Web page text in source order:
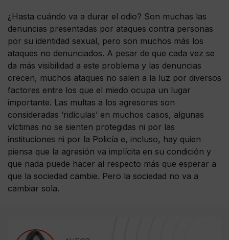
¿Hasta cuándo va a durar el odio? Son muchas las
denuncias presentadas por ataques contra personas
por su identidad sexual, pero son muchos más los
ataques no denunciados. A pesar de que cada vez se
da más visibilidad a este problema y las denuncias
crecen, muchos ataques no salen a la luz por diversos
factores entre los que el miedo ocupa un lugar
importante. Las multas a los agresores son
consideradas ‘ridículas’ en muchos casos, algunas
víctimas no se sienten protegidas ni por las
instituciones ni por la Policía e, incluso, hay quien
piensa que la agresión va implícita en su condición y
que nada puede hacer al respecto más que esperar a
que la sociedad cambie. Pero la sociedad no va a
cambiar sola.